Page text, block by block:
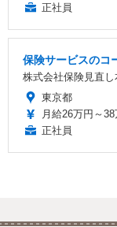
正社員
保険サービスのコ
株式会社保険見直
東京都
月給26万円～38
正社員